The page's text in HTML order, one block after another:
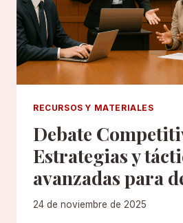
RECURSOS Y MATERIALES
Debate
Estrategias y
avanzadas para
24 de noviembre de 2025